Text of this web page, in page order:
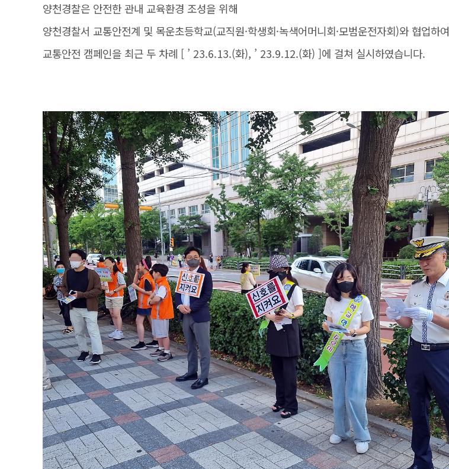
양천경찰은 안전한 관내 교육환경 조성을 위해
양천경찰서 교통안전계 및 목운초등학교(교직원·학생회·녹색어머니회·모범운전자회)와 협업하여
교통안전 캠페인을 최근 두 차례 [ ’ 23.6.13.(화), ’ 23.9.12.(화) ]에 걸쳐 실시하였습니다.